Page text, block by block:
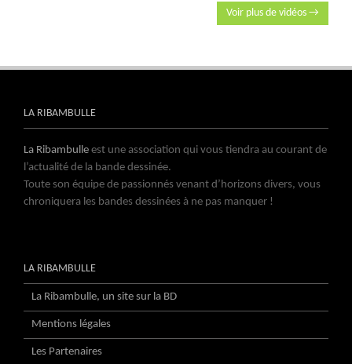
Voir plus de vidéos →
LA RIBAMBULLE
La Ribambulle est une association qui vous tiendra au courant de
l’actualité de la bande dessinée.
Toute son équipe de passionnés venant d’horizons divers, vous
chroniquera les bandes dessinées à ne pas manquer !
LA RIBAMBULLE
La Ribambulle, un site sur la BD
Mentions légales
Les Partenaires